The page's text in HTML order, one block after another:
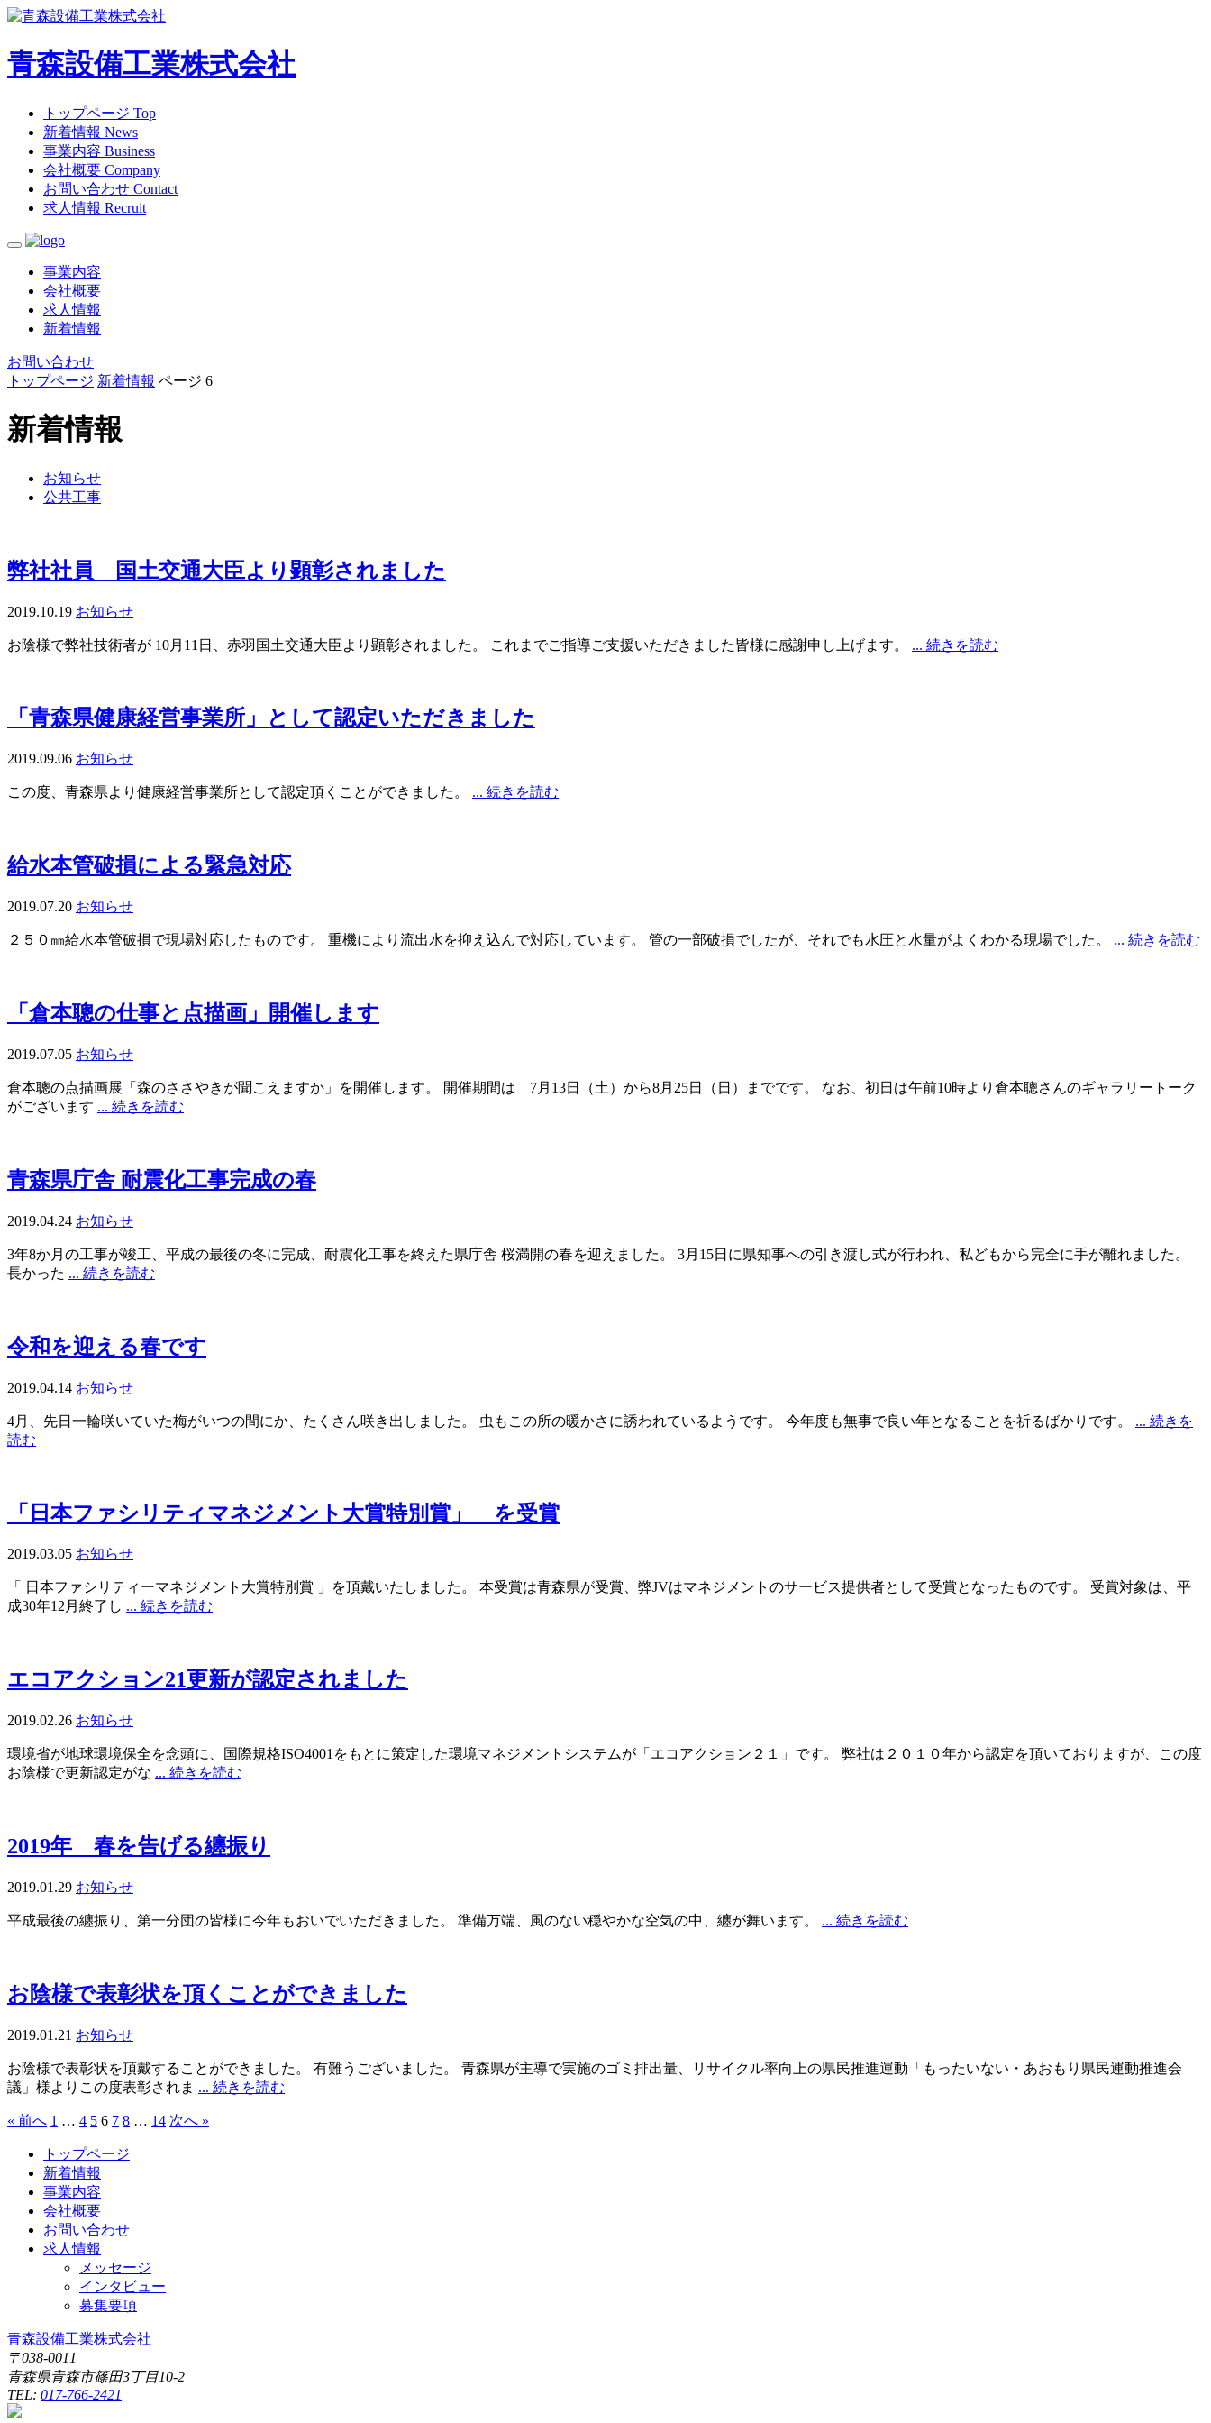
青森設備工業株式会社
トップページ Top
新着情報 News
事業内容 Business
会社概要 Company
お問い合わせ Contact
求人情報 Recruit
事業内容
会社概要
求人情報
新着情報
お問い合わせ
トップページ 新着情報 ページ 6
新着情報
お知らせ
公共工事
弊社社員 国土交通大臣より顕彰されました
2019.10.19 お知らせ
お陰様で弊社技術者が 10月11日、赤羽国土交通大臣より顕彰されました。 これまでご指導ご支援いただきました皆様に感謝申し上げます。 ... 続きを読む
「青森県健康経営事業所」として認定いただきました
2019.09.06 お知らせ
この度、青森県より健康経営事業所として認定頂くことができました。 ... 続きを読む
給水本管破損による緊急対応
2019.07.20 お知らせ
２５０㎜給水本管破損で現場対応したものです。 重機により流出水を抑え込んで対応しています。 管の一部破損でしたが、それでも水圧と水量がよくわかる現場でした。 ... 続きを読む
「倉本聰の仕事と点描画」開催します
2019.07.05 お知らせ
倉本聰の点描画展「森のささやきが聞こえますか」を開催します。 開催期間は 7月13日（土）から8月25日（日）までです。 なお、初日は午前10時より倉本聰さんのギャラリートーク
がございます ... 続きを読む
青森県庁舎 耐震化工事完成の春
2019.04.24 お知らせ
3年8か月の工事が竣工、平成の最後の冬に完成、耐震化工事を終えた県庁舎 桜満開の春を迎えました。 3月15日に県知事への引き渡し式が行われ、私どもから完全に手が離れました。
長かった ... 続きを読む
令和を迎える春です
2019.04.14 お知らせ
4月、先日一輪咲いていた梅がいつの間にか、たくさん咲き出しました。 虫もこの所の暖かさに誘われているようです。 今年度も無事で良い年となることを祈るばかりです。 ... 続きを
読む
「日本ファシリティマネジメント大賞特別賞」 を受賞
2019.03.05 お知らせ
「 日本ファシリティーマネジメント大賞特別賞 」を頂戴いたしました。 本受賞は青森県が受賞、弊JVはマネジメントのサービス提供者として受賞となったものです。 受賞対象は、平
成30年12月終了し ... 続きを読む
エコアクション21更新が認定されました
2019.02.26 お知らせ
環境省が地球環境保全を念頭に、国際規格ISO4001をもとに策定した環境マネジメントシステムが「エコアクション２１」です。 弊社は２０１０年から認定を頂いておりますが、この度
お陰様で更新認定がな ... 続きを読む
2019年 春を告げる纏振り
2019.01.29 お知らせ
平成最後の纏振り、第一分団の皆様に今年もおいでいただきました。 準備万端、風のない穏やかな空気の中、纏が舞います。 ... 続きを読む
お陰様で表彰状を頂くことができました
2019.01.21 お知らせ
お陰様で表彰状を頂戴することができました。 有難うございました。 青森県が主導で実施のゴミ排出量、リサイクル率向上の県民推進運動「もったいない・あおもり県民運動推進会
議」様よりこの度表彰されま ... 続きを読む
« 前へ 1 … 4 5 6 7 8 … 14 次へ »
トップページ
新着情報
事業内容
会社概要
お問い合わせ
求人情報
メッセージ
インタビュー
募集要項
青森設備工業株式会社
〒038-0011
青森県青森市篠田3丁目10-2
TEL: 017-766-2421